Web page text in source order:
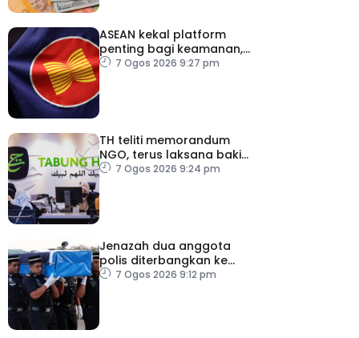
ASEAN kekal platform
penting bagi keamanan,
kestabilan serantau –
7 Ogos 2026 9:27 pm
TH teliti memorandum
NGO, terus laksana baki
syor RCI
7 Ogos 2026 9:24 pm
Jenazah dua anggota
polis diterbangkan ke
Kelantan
7 Ogos 2026 9:12 pm